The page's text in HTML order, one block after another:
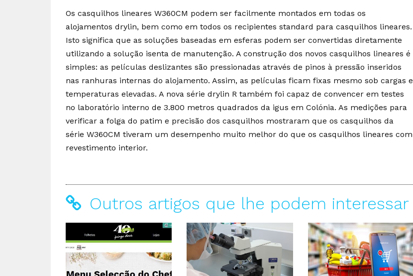
Os casquilhos lineares W360CM podem ser facilmente montados em todas os
alojamentos drylin, bem como em todos os recipientes standard para casquilhos lineares.
Isto significa que as soluções baseadas em esferas podem ser convertidas diretamente
utilizando a solução isenta de manutenção. A construção dos novos casquilhos lineares é
simples: as películas deslizantes são pressionadas através de pinos à pressão inseridos
nas ranhuras internas do alojamento. Assim, as películas ficam fixas mesmo sob cargas e
temperaturas elevadas. A nova série drylin R também foi capaz de convencer em testes
no laboratório interno de 3.800 metros quadrados da igus em Colónia. As medições para
verificar a folga do patim e precisão dos casquilhos mostraram que os casquilhos da
série W360CM tiveram um desempenho muito melhor do que os casquilhos lineares com
revestimento interior.
Outros artigos que lhe podem interessar